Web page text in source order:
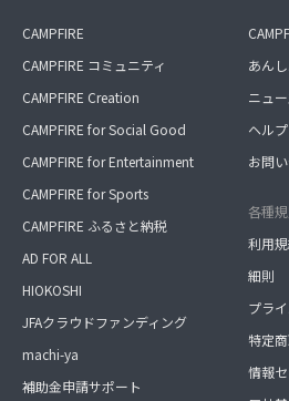
CAMPFIRE
CAMPFIRE コミュニティ
CAMPFIRE Creation
CAMPFIRE for Social Good
CAMPFIRE for Entertainment
CAMPFIRE for Sports
CAMPFIRE ふるさと納税
AD FOR ALL
HIOKOSHI
JFAクラウドファンディング
machi-ya
補助金申請サポート
あん
ニュー
ヘルプ
お問
各種
利用
細則
プラ
特定
情報